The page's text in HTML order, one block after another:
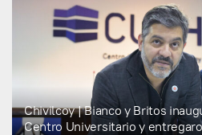
Chivilcoy | Bianco y Britos
Centro Universitario y